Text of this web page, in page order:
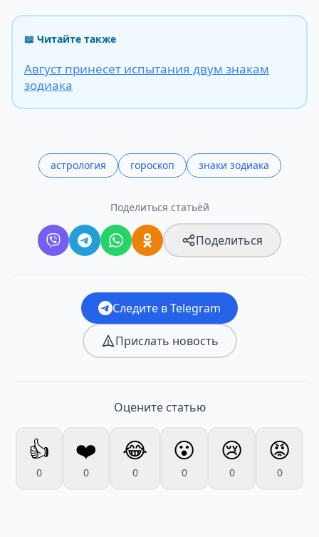
📖 Читайте также
Август принесет испытания двум знакам
зодиака
астрология гороскоп знаки зодиака
Поделиться статьёй
Поделиться
Следите в Telegram
Прислать новость
Оцените статью
👍
0
❤️
0
😂
0
😮
0
😢
0
😡
0